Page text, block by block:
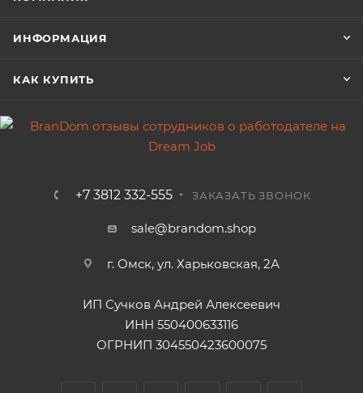
ИНФОРМАЦИЯ
КАК КУПИТЬ
+7 3812 332-555 ЗАКАЗАТЬ ЗВОНОК
sale@brandom.shop
г. Омск, ул. Харьковская, 2А
ИП Сучков Андрей Алексеевич
ИНН 550400633116
ОГРНИП 304550423600075